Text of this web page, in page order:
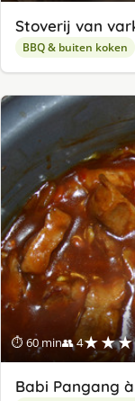
Stoverij van
BBQ & buiten koken
⏱ 60 min👥 4
Babi Pangang